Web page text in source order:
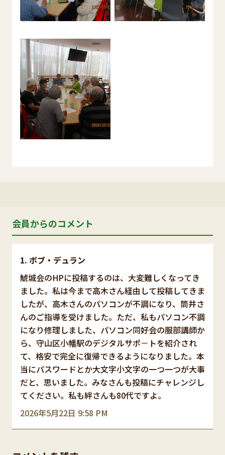
会員からのコメント
ボブ・デュラン
2026年5月22日 9:58 PM
鯱城会のHPに投稿するのは、大変難しくなってき
ました。私は今まで高木さん経由して投稿してきま
したが、高木さんのパソコンが不調になり、筒井さ
んのご指導を受けました。ただ、私もパソコン不調
になり修理しました、パソコン同好会の服部講師か
ら、守山区小幡駅のデジタルサポ－トを紹介され
て、格安で完全に復帰できるようになりました。本
当にパスワードとか大文字小文字の一つ一つが大事
だと、思いました。みなさんも投稿にチャレンジし
てください。私も絆さんも80代ですよ。